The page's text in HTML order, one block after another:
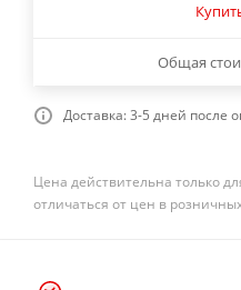
Общая
Доставка: 3-5 дней после
Цена действительна только
отличаться от цен в